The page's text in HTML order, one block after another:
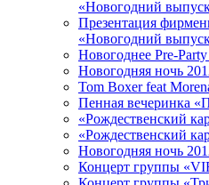
«Новогодний
Презентация
«Новогодний
Новогоднее Pre-
Новогодняя ночь
Tom Boxer feat
Пенная вечеринка
«Рождественский
«Рождественский
Новогодняя ночь
Концерт группы